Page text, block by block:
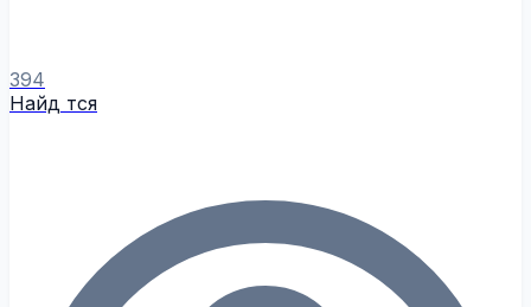
394
Найд тся